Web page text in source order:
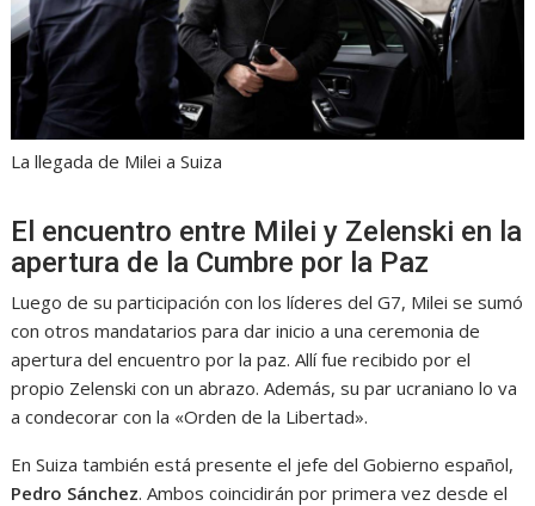
La llegada de Milei a Suiza
El encuentro entre Milei y Zelenski en la
apertura de la Cumbre por la Paz
Luego de su participación con los líderes del G7, Milei se sumó
con otros mandatarios para dar inicio a una ceremonia de
apertura del encuentro por la paz. Allí fue recibido por el
propio Zelenski con un abrazo. Además, su par ucraniano lo va
a condecorar con la «Orden de la Libertad».
En Suiza también está presente el jefe del Gobierno español,
Pedro Sánchez. Ambos coincidirán por primera vez desde el